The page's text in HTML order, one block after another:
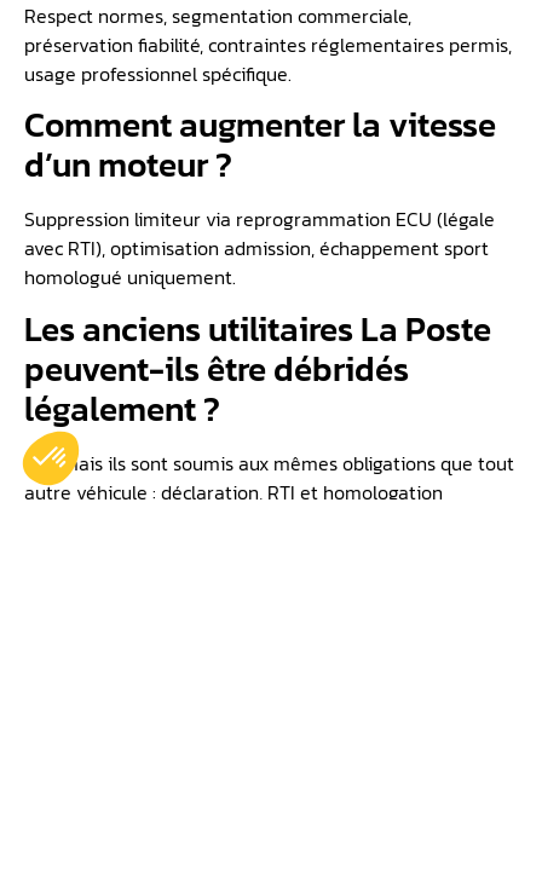
Respect normes, segmentation commerciale,
préservation fiabilité, contraintes réglementaires permis,
usage professionnel spécifique.
Comment augmenter la vitesse
d’un moteur ?
Suppression limiteur via reprogrammation ECU (légale
avec RTI), optimisation admission, échappement sport
homologué uniquement.
Les anciens utilitaires La Poste
peuvent-ils être débridés
légalement ?
Oui, mais ils sont soumis aux mêmes obligations que tout
autre véhicule : déclaration, RTI et homologation